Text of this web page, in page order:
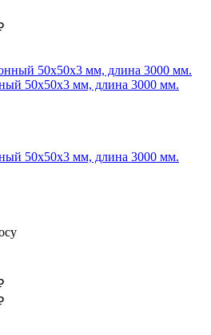
50х50х3 мм, длина 3000 мм.
50х50х3 мм, длина 3000 мм.